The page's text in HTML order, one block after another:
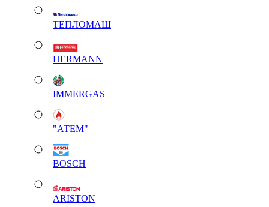
ТЕПЛОМАШ
HERMANN
IMMERGAS
"АТЕМ"
BOSCH
ARISTON